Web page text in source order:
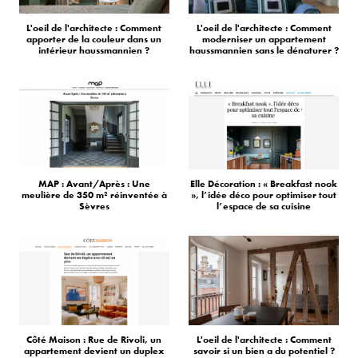
L'oeil de l'architecte : Comment
apporter de la couleur dans un
intérieur haussmannien ?
L'oeil de l'architecte : Comment
moderniser un appartement
haussmannien sans le dénaturer ?
MAP : Avant/Après : Une
meulière de 350 m² réinventée à
Sèvres
Elle Décoration : « Breakfast nook
», l’idée déco pour optimiser tout
l’espace de sa cuisine
Côté Maison : Rue de Rivoli, un
appartement devient un duplex
L'oeil de l'architecte : Comment
savoir si un bien a du potentiel ?